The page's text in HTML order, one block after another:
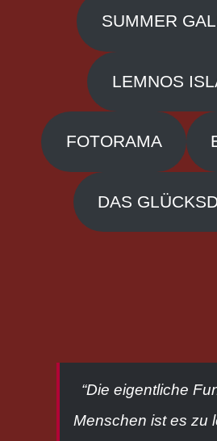
SUMMER
LEMNOS
FOTORAMA
DAS
“Die eigentliche
Menschen ist es zu